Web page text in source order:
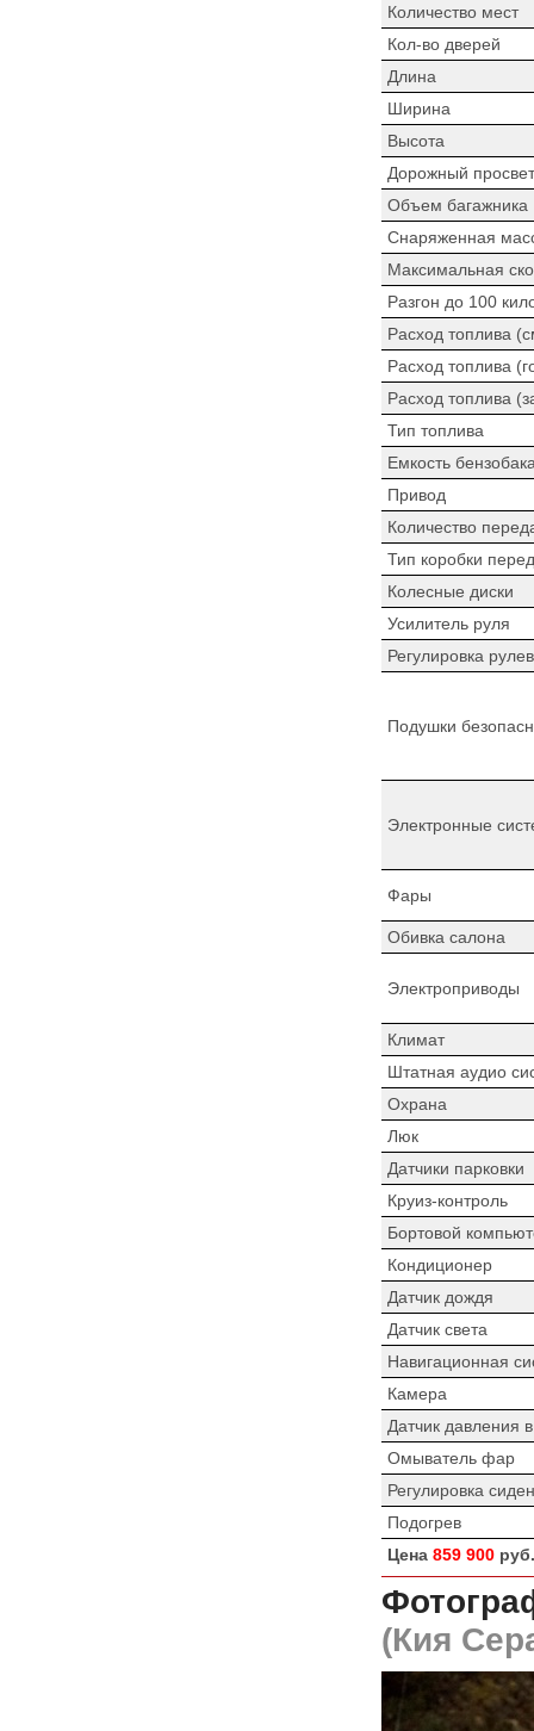
Количество мест
Кол-во дверей
Длина
Ширина
Высота
Дорожный просвет
Объем багажника
Снаряженная
Максимальная
Разгон до 100
Расход топлива
Расход топлива
Расход топлива
Тип топлива
Емкость
Привод
Количество
Тип коробки
Колесные диски
Усилитель руля
Регулировка
Подушки
Электронные
Фары
Обивка салона
Электроприводы
Климат
Штатная аудио
Охрана
Люк
Датчики парковки
Круиз-контроль
Бортовой
Кондиционер
Датчик дождя
Датчик света
Навигационная
Камера
Датчик давления
Омыватель фар
Регулировка
Подогрев
Цена 859 900руб.
(Кия